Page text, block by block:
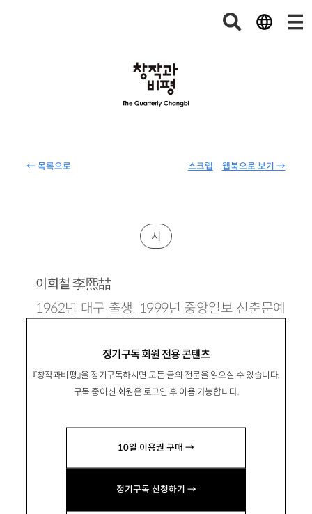
← 목록으로 웹북으로 보기 →
스크랩
정기구독 회원 전용 콘텐츠
『창작과비평』을 정기구독하시면 모든 글의 전문을 읽으실 수 있습니다.
구독 중이신 회원은 로그인 후 이용 가능합니다.
10일 이용권 구매 →
정기구독 신청하기 →
시
이희철 李熙喆
1962년 대구 출생. 1999년 중앙일보 신춘문예
내 안의 봄